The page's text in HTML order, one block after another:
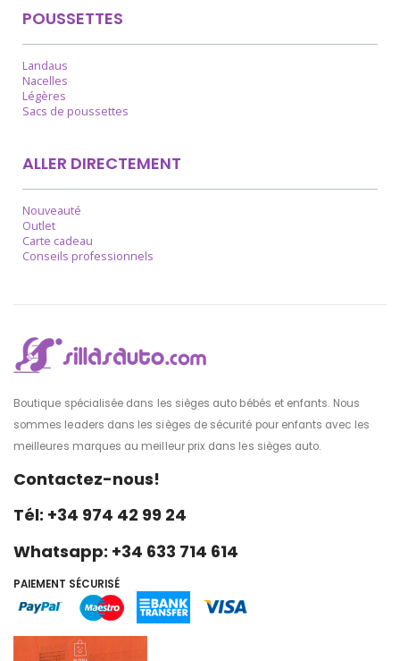
POUSSETTES
Landaus
Nacelles
Légères
Sacs de poussettes
ALLER DIRECTEMENT
Nouveauté
Outlet
Carte cadeau
Conseils professionnels
Boutique spécialisée dans les sièges auto bébés et enfants. Nous
sommes leaders dans les sièges de sécurité pour enfants avec les
meilleures marques au meilleur prix dans les sièges auto.
Contactez-nous!
Tél: +34 974 42 99 24
Whatsapp: +34 633 714 614
PAIEMENT SÉCURISÉ